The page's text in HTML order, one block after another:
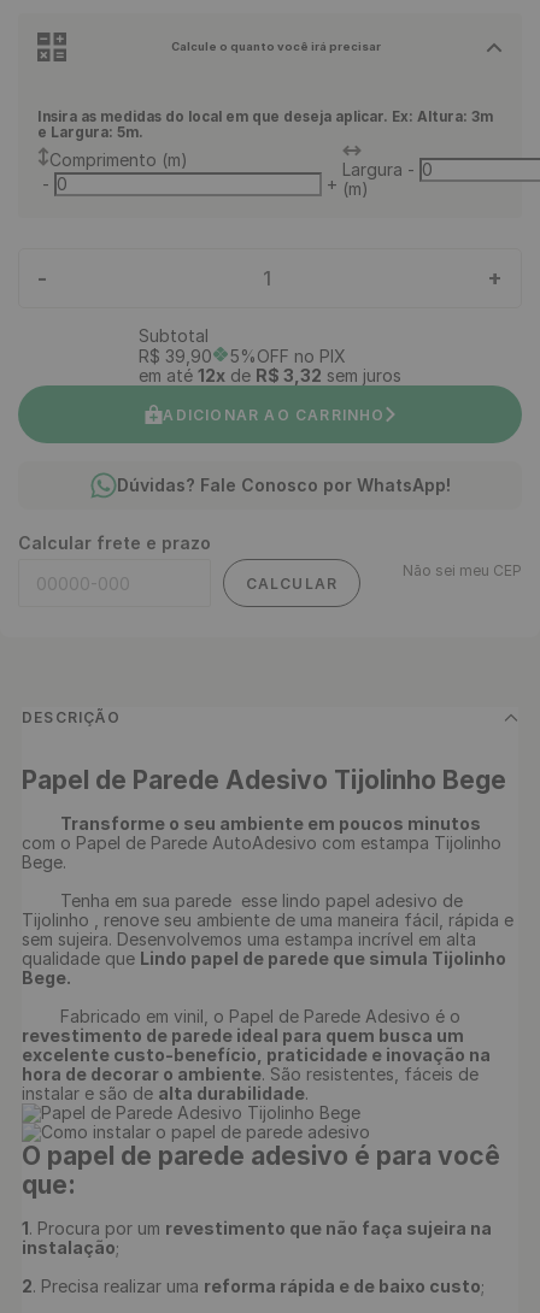
Calcule o quanto você irá precisar
Insira as medidas do local em que deseja aplicar. Ex: Altura: 3m
e Largura: 5m.
Comprimento (m)
-
+
Largura
(m)
-
- 1 +
Subtotal
R$ 39 90
5%OFF no PIX
em até 12x de R$ 3 32 sem juros
ADICIONAR AO CARRINHO
Dúvidas? Fale Conosco por WhatsApp!
Calcular frete e prazo
CALCULAR
Não sei meu CEP
DESCRIÇÃO
Papel de Parede Adesivo Tijolinho Bege
Transforme o seu ambiente em poucos minutos
com o Papel de Parede AutoAdesivo com estampa Tijolinho
Bege.
Tijolinho , renove seu ambiente de uma maneira fácil, rápida e
sem sujeira. Desenvolvemos uma estampa incrível em alta
qualidade que Lindo papel de parede que simula Tijolinho
Bege.
	Fabricado em vinil, o Papel de Parede Adesivo é o
revestimento de parede ideal para quem busca um
excelente custo-benefício, praticidade e inovação na
hora de decorar o ambiente. São resistentes, fáceis de
instalar e são de alta durabilidade
O papel de parede adesivo é para você
que:
1. Procura por um revestimento que não faça sujeira na
instalação;
2. Precisa realizar uma reforma rápida e de baixo custo;